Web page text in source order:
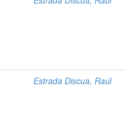
Estrada Discua, Raúl